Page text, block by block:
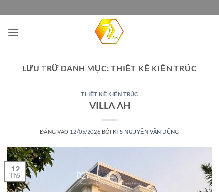
qua
nội
LƯU TRỮ DANH MỤC: THIẾT KẾ KIẾN TRÚC
THIẾT KẾ KIẾN TRÚC
VILLA AH
ĐĂNG VÀO 12/05/2026 BỞI KTS NGUYỄN VĂN DŨNG
12
Th5